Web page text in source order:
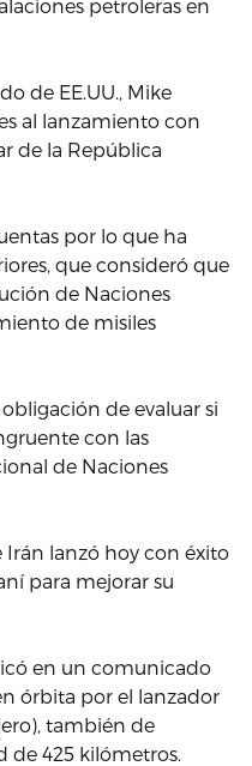
petroleras en
de EE.UU., Mike
al lanzamiento con
de la República
por lo que ha
que consideró que
de Naciones
de misiles
de evaluar si
con las
de Naciones
Irán lanzó hoy con éxito
para mejorar su
en un comunicado
órbita por el lanzador
también de
de 425 kilómetros.